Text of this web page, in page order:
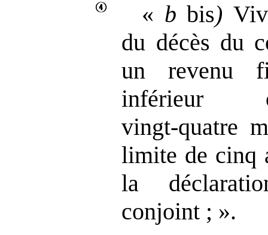
« b bis)
du décès du
un revenu
vingt‑quatre
limite de cinq
la
conjoint ; ».